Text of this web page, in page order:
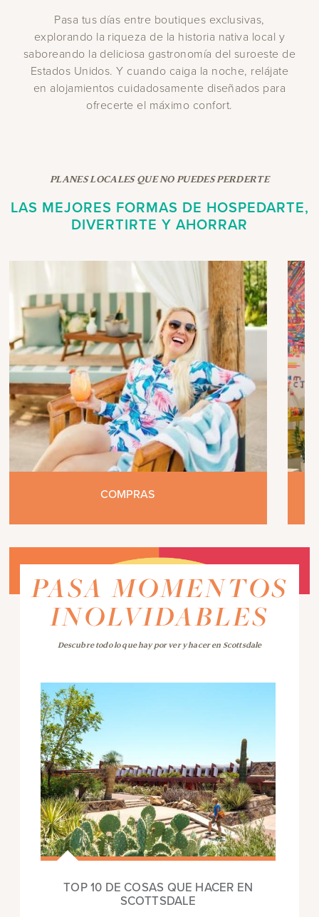
Pasa tus días entre boutiques exclusivas,
explorando la riqueza de la historia nativa local y
saboreando la deliciosa gastronomía del suroeste de
Estados Unidos. Y cuando caiga la noche, relájate
en alojamientos cuidadosamente diseñados para
ofrecerte el máximo confort.
PLANES LOCALES QUE NO PUEDES PERDERTE
LAS MEJORES FORMAS DE HOSPEDARTE,
DIVERTIRTE Y AHORRAR
COMPRAS
PASA MOMENTOS
INOLVIDABLES
Descubre todo lo que hay por ver y hacer en Scottsdale
TOP 10 DE COSAS QUE HACER EN
SCOTTSDALE